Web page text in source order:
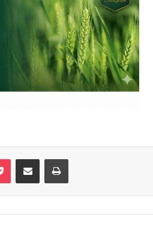
Pocket Partager par email Imprimer